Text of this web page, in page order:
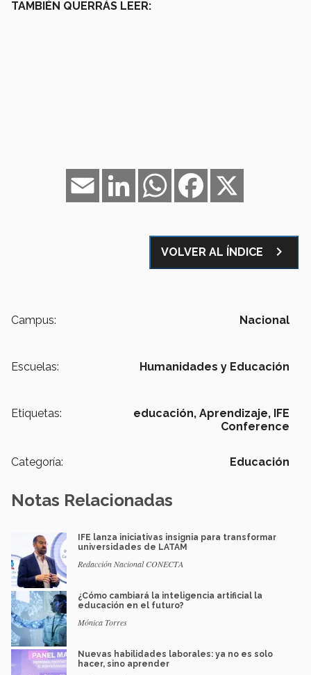
TAMBIÉN QUERRÁS LEER:
Facebook
WhatsApp
LinkedIn
Email
VOLVER AL ÍNDICE navigate_next
Campus: Nacional
Escuelas: Humanidades y Educación
Etiquetas: educación, Aprendizaje, IFE
Conference
Categoría: Educación
Notas Relacionadas
IFE lanza iniciativas insignia para transformar
universidades de LATAM
Redacción Nacional CONECTA
¿Cómo cambiará la inteligencia artificial la
educación en el futuro?
Mónica Torres
Nuevas habilidades laborales: ya no es solo
hacer, sino aprender